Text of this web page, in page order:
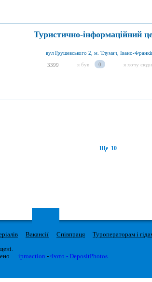
Туристично-інформаційний
вул Грушевського 2, м. Тлумач, Івано-
3399 я був 0 я хочу сюди
Ще 10
Вакансії Співпраця Туроператорам і
iproaction - Фото - DepositPhotos